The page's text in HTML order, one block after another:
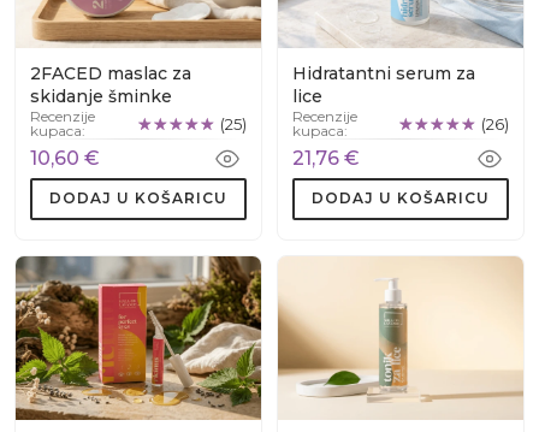
2FACED maslac za
skidanje šminke
Recenzije
kupaca:
(25)
10,60 €
DODAJ U KOŠARICU
Hidratantni serum za
lice
Recenzije
kupaca:
(26)
21,76 €
DODAJ U KOŠARICU